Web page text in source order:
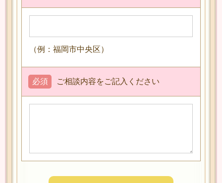
（例：福岡市中央区）
ご相談内容をご記入ください
必須